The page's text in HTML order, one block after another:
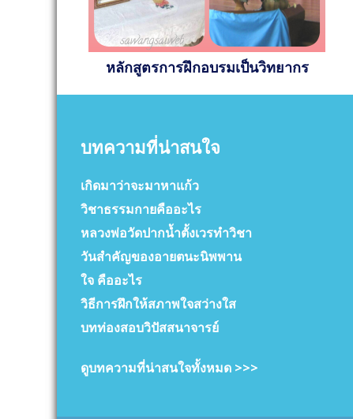
หลักสูตรการฝึกอบรมเป็นวิทยากร
บทความที่น่าสนใจ
เกิดมาว่าจะมาหาแก้ว
วิชาธรรมกายคืออะไร
หลวงพ่อวัดปากน้ำตั้งเวรทำวิชา
วันสำคัญของอายตนะนิพพาน
ใจ คืออะไร
วิธีการฝึกให้สภาพใจสว่างใส
บทท่องสอบวิปัสสนาจารย์
ดูบทความที่น่าสนใจทั้งหมด >>>